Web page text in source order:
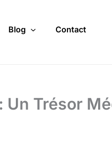
Blog Contact
Un Trésor